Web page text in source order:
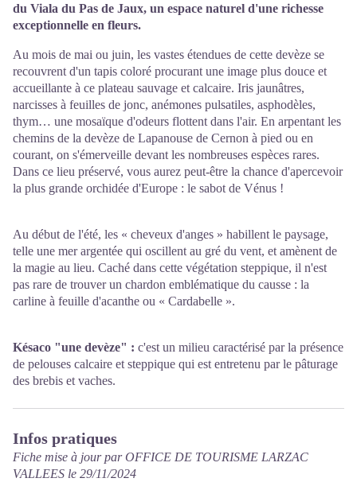
du Viala du Pas de Jaux, un espace naturel d'une richesse
exceptionnelle en fleurs.
Au mois de mai ou juin, les vastes étendues de cette devèze se
recouvrent d'un tapis coloré procurant une image plus douce et
accueillante à ce plateau sauvage et calcaire. Iris jaunâtres,
narcisses à feuilles de jonc, anémones pulsatiles, asphodèles,
thym… une mosaïque d'odeurs flottent dans l'air. En arpentantles
chemins de la devèze de Lapanouse de Cernon à pied ou en
courant, on s'émerveille devant les nombreuses espèces rares.
Dans ce lieu préservé, vous aurez peut-être la chance d'apercevoir
la plus grande orchidée d'Europe : le sabot de Vénus !
Au début de l'été, les « cheveux d'anges » habillent le paysage,
telle une mer argentée qui oscillent au gré du vent, et amènent de
la magie au lieu. Caché dans cette végétation steppique, il n'est
pas rare de trouver un chardon emblématique du causse : la
carline à feuille d'acanthe ou « Cardabelle ».
Késaco "une devèze" : c'est un milieu caractérisé par la présence
de pelouses calcaire et steppique qui est entretenu par le pâturage
des brebis et vaches.
Infos pratiques
Fiche mise à jour par OFFICE DE TOURISME LARZAC
VALLEES le 29/11/2024